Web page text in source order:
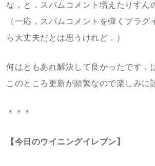
な，と．スパムコメント増えたりすん
（一応，スパムコメントを弾くプラグ
ら大丈夫だとは思うけれど．）
何はともあれ解決して良かったです．
このところ更新が頻繁なので楽しみに
＊＊＊
【今日のウイニングイレブン】